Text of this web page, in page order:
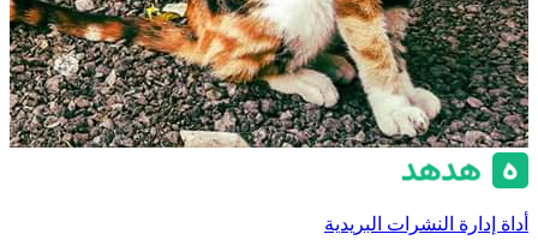
أداة إدارة النشرات البريدية